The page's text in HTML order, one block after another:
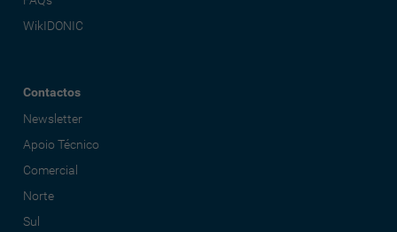
WikIDONIC
Contactos
Newsletter
Apoio Técnico
Comercial
Norte
Sul